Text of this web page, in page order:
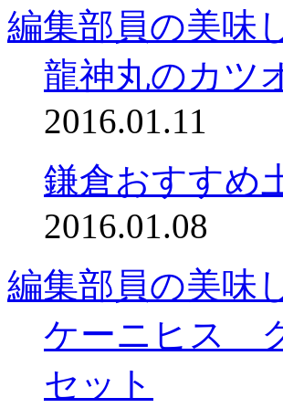
編集部員の美味
龍神丸のカツ
2016.01.11
鎌倉おすす
2016.01.08
編集部員の美味
ケーニヒス
セット